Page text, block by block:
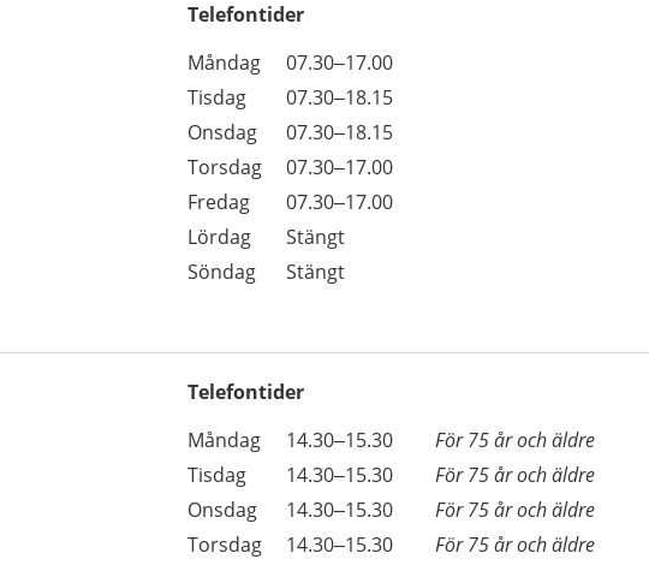
Telefontider
Dag
Öppettider
Kommentarer
Måndag
07.30–17.00
Tisdag
07.30–18.15
Onsdag
07.30–18.15
Torsdag
07.30–17.00
Fredag
07.30–17.00
Lördag
Stängt
Söndag
Stängt
Telefontider
Dag
Öppettider
Kommentarer
Måndag 14.30–15.30
För 75 år och äldre
Tisdag
14.30–15.30
För 75 år och äldre
Onsdag
14.30–15.30
För 75 år och äldre
Torsdag
14.30–15.30
För 75 år och äldre